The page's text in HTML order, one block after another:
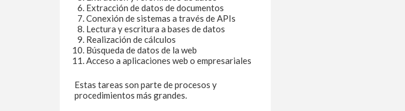
Extracción de datos de documentos
Conexión de sistemas a través de APIs
Lectura y escritura a bases de datos
Realización de cálculos
Búsqueda de datos de la web
Acceso a aplicaciones web o empresariales
Estas tareas son parte de procesos y
procedimientos más grandes.